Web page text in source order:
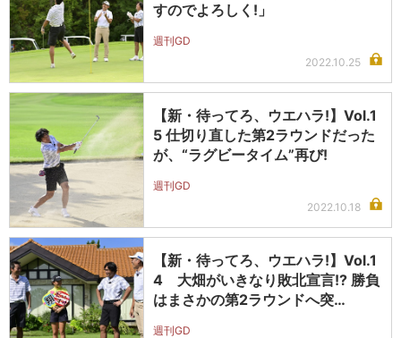
すのでよろしく!」
週刊GD
2022.10.25
【新・待ってろ、ウエハラ!】Vol.1
5 仕切り直した第2ラウンドだった
が、“ラグビータイム”再び!
週刊GD
2022.10.18
【新・待ってろ、ウエハラ!】Vol.1
4 大畑がいきなり敗北宣言!? 勝負
はまさかの第2ラウンドへ突…
週刊GD